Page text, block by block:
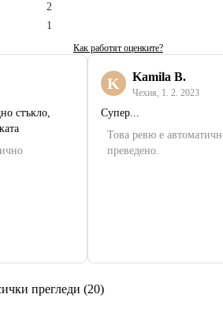
2
1
Как работят оценките?
стъкло,
K Kamila B.
Чехия, 1. 2. 2023
Супер...
Това ревю е
преведено.
прегледи (20)